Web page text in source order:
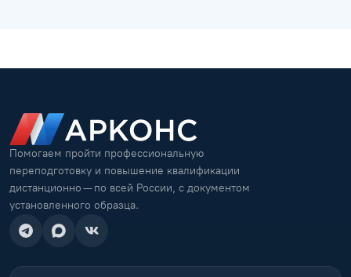
Помогаем пройти профессиональную
переподготовку и повышение квалификации
дистанционно — по всей России, с документом
установленного образца.